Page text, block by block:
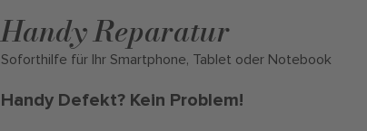
Handy Reparatur
Soforthilfe für Ihr Smartphone, Tablet oder Notebook
Handy Defekt? Kein Problem!